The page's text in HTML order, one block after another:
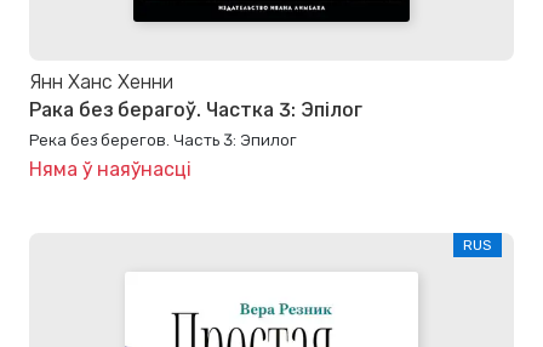
Янн Ханс Хенни
Рака без берагоў. Частка 3: Эпілог
Река без берегов. Часть 3: Эпилог
Няма ў наяўнасці
RUS